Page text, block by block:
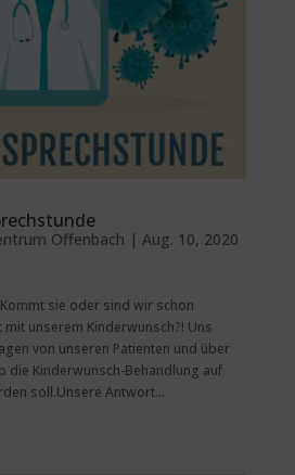
Offenbach | Aug. 10, 2020
sie oder sind wir schon
unserem Kinderwunsch?! Uns
von unseren Patienten und über
die Kinderwunsch-Behandlung auf
soll.Unsere Antwort...